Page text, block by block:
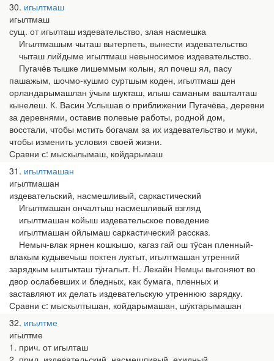
30 игылтмаш
игылтмаш
сущ. от игылташ издевательство, злая насмешка
Игылтмашым чыташ вытерпеть, вынести издевательство
чыташ лийдыме игылтмаш невыносимое издевательство.
Пугачёв тышке лишеммым колын, ял почеш ял, пасу
пашажым, шочмо-кушмо суртшым коден, игылтмаш ден
орландарымашлан ӱчым шукташ, илыш саманым вашталташ
кынелеш. К. Васин Услышав о приближении Пугачёва, деревни
за деревнями, оставив полевые работы, родной дом,
восстали, чтобы мстить богачам за их издевательство и муки,
чтобы изменить условия своей жизни.
Сравни с: мыскылымаш, койдарымаш
31 игылтмашан
игылтмашан
издевательский, насмешливый, саркастический
Игылтмашан ончалтыш насмешливый взгляд
игылтмашан койыш издевательское поведение
игылтмашан ойлымаш саркастический рассказ.
Немыч-влак ярнен кошкышо, кагаз гай ош тӱсан пленный-
влакым кудывечыш поктен луктыт, игылтмашан утренний
зарядкым ыштыкташ тӱҥалыт. Н. Лекайн Немцы выгоняют во
двор ослабевших и бледных, как бумага, пленных и
заставляют их делать издевательскую утреннюю зарядку.
Сравни с: мыскылтышан, койдарымашан, шӱктарымашан
32 игылтме
игылтме
1. прич. от игылташ